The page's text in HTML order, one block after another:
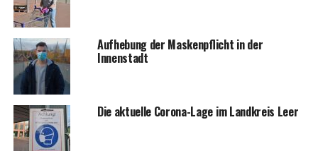
Auf­he­bung der Mas­ken­pflicht in der
Innenstadt
Die aktu­el­le Coro­na-Lage im Land­kreis Leer